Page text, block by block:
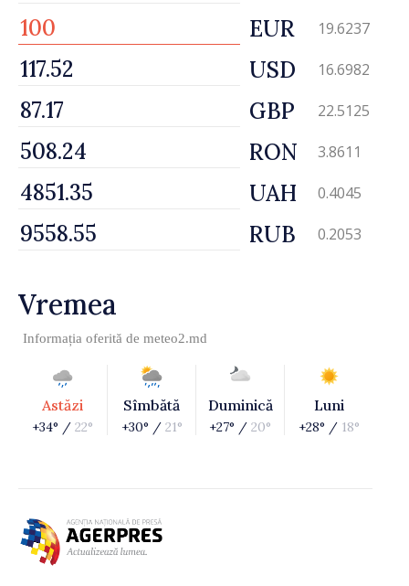
EUR 19.6237
USD 16.6982
GBP 22.5125
RON 3.8611
UAH 0.4045
RUB 0.2053
Vremea
Informația oferită de meteo2.md
Astăzi
+34° / 22°
Sîmbătă
+30° / 21°
Duminică
+27° / 20°
Luni
+28° / 18°